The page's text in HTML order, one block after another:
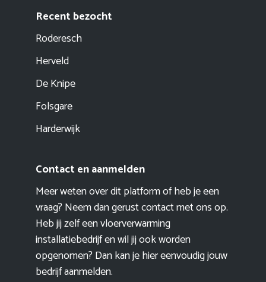
Recent bezocht
Roderesch
Herveld
De Knipe
Folsgare
Harderwijk
Contact en aanmelden
Meer weten over dit platform of heb je een
vraag? Neem dan gerust contact met ons op.
Heb jij zelf een vloerverwarming
installatiebedrijf en wil jij ook worden
opgenomen? Dan kan je hier eenvoudigjouw
bedrijf aanmelden.